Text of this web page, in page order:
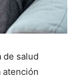
de salud
atención